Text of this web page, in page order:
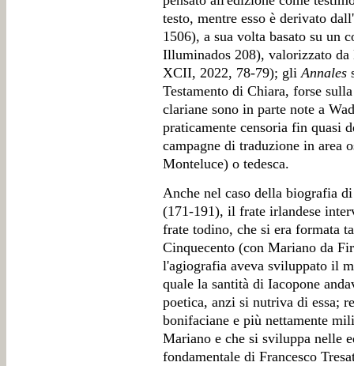
testo, mentre esso è derivato
1506), a sua volta basato su un
Illuminados 208), valorizzato
XCII, 2022, 78-79); gliAnnales
Testamento di Chiara, forse
clariane sono in parte note a
praticamente censoria fin quasi
campagne di traduzione in area
Monteluce) o tedesca.
Anche nel caso della biografia
(171-191), il frate irlandese
frate todino, che si era formata
Cinquecento (con Mariano da
l'agiografia aveva sviluppato il
quale la santità di Iacopone
poetica, anzi si nutriva di essa;
bonifaciane e più nettamente
Mariano e che si sviluppa nelle
fondamentale di Francesco